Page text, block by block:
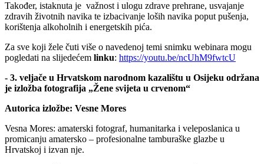
Također, istaknuta je važnost i ulogu zdrave prehrane, usvajanje
zdravih životnih navika te izbacivanje loših navika poput pušenja,
korištenja alkoholnih i energetskih pića.
Za sve koji žele čuti više o navedenoj temi snimku webinara mogu
pogledati na slijedećem linku: https://youtu.be/ncUhM9fwtcU
- 3. veljače u Hrvatskom narodnom kazalištu u Osijeku održana
je izložba fotografija „Žene svijeta u crvenom“
Autorica izložbe: Vesne Mores
Vesna Mores: amaterski fotograf, humanitarka i veleposlanica u
promicanju amatersko – profesionalne tamburaške glazbe u
Hrvatskoj i izvan nje.